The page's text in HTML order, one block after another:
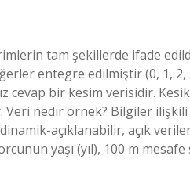
tam şekillerde ifade
entegre edilmiştir (0, 1, 2,
cevap bir kesim verisidir.
Veri nedir örnek? Bilgiler
açıklanabilir, açık
yaşı (yıl), 100 m